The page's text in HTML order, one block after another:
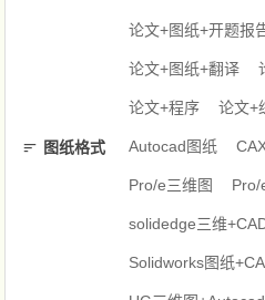
论文+图纸+开题报
论文+图纸+翻译
论文+程序 论文+
图纸格式 Autocad图纸
Pro/e三维图 Pro/
solidedge三维
Solidworks图纸